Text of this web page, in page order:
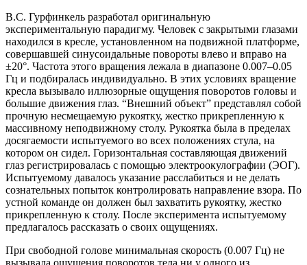
В.С. Гурфинкель разработал оригинальную
экспериментальную парадигму. Человек с закрытыми глазами
находился в кресле, установленном на подвижной платформе,
совершавшей синусоидальные повороты влево и вправо на
±20°. Частота этого вращения лежала в диапазоне 0.007–0.05
Гц и подбиралась индивидуально. В этих условиях вращение
кресла вызывало иллюзорные ощущения поворотов головы и
большие движения глаз. “Внешний объект” представлял собой
прочную несмещаемую рукоятку, жестко прикрепленную к
массивному неподвижному столу. Рукоятка была в пределах
досягаемости испытуемого во всех положениях стула, на
котором он сидел. Горизонтальная составляющая движений
глаз регистрировалась с помощью электроокулографии (ЭОГ).
Испытуемому давалось указание расслабиться и не делать
сознательных попыток контролировать направление взора. По
устной команде он должен был захватить рукоятку, жестко
прикрепленную к столу. После эксперимента испытуемому
предлагалось рассказать о своих ощущениях.
При свободной голове минимальная скорость (0.007 Гц) не
вызывала ощущения поворотов тела ни у одного из